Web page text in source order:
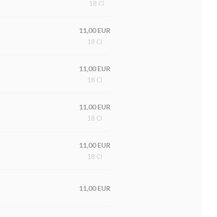
18 Cl
11,00 EUR
18 Cl
11,00 EUR
18 Cl
11,00 EUR
18 Cl
11,00 EUR
18 Cl
11,00 EUR